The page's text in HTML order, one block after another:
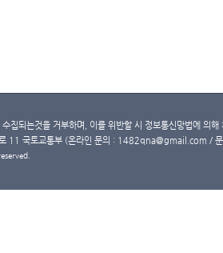
집되는것을 거부하며, 이를 위반할 시 정보통신망법에 의
11 국토교통부 (온라인 문의 : 1482qna@gmail.com /